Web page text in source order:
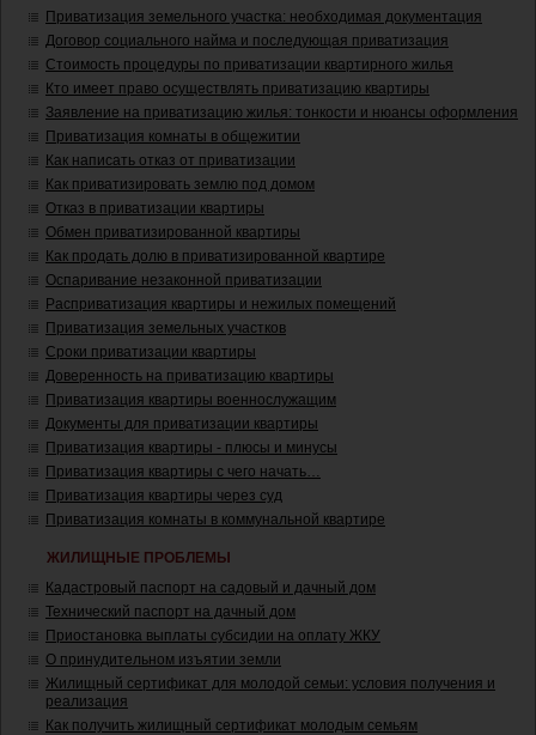
Приватизация земельного участка: необходимая документация
Договор социального найма и последующая приватизация
Стоимость процедуры по приватизации квартирного жилья
Кто имеет право осуществлять приватизацию квартиры
Заявление на приватизацию жилья: тонкости и нюансы оформления
Приватизация комнаты в общежитии
Как написать отказ от приватизации
Как приватизировать землю под домом
Отказ в приватизации квартиры
Обмен приватизированной квартиры
Как продать долю в приватизированной квартире
Оспаривание незаконной приватизации
Расприватизация квартиры и нежилых помещений
Приватизация земельных участков
Сроки приватизации квартиры
Доверенность на приватизацию квартиры
Приватизация квартиры военнослужащим
Документы для приватизации квартиры
Приватизация квартиры - плюсы и минусы
Приватизация квартиры с чего начать…
Приватизация квартиры через суд
Приватизация комнаты в коммунальной квартире
ЖИЛИЩНЫЕ ПРОБЛЕМЫ
Кадастровый паспорт на садовый и дачный дом
Технический паспорт на дачный дом
Приостановка выплаты субсидии на оплату ЖКУ
О принудительном изъятии земли
Жилищный сертификат для молодой семьи: условия получения и
реализация
Как получить жилищный сертификат молодым семьям